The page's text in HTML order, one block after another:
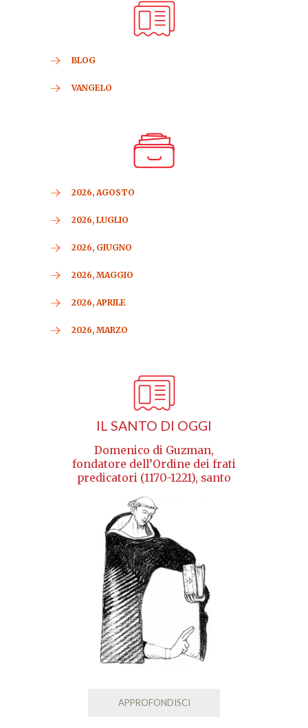
BLOG
VANGELO
2026, AGOSTO
2026, LUGLIO
2026, GIUGNO
2026, MAGGIO
2026, APRILE
2026, MARZO
IL SANTO DI OGGI
Domenico di Guzman,
fondatore dell’Ordine dei frati
predicatori (1170-1221), santo
APPROFONDISCI